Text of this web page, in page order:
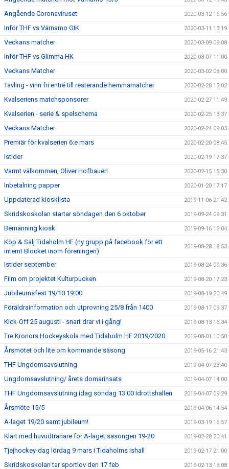
Angående Coronaviruset 2020-03-12 16:56
Inför THF vs Värnamo GIK 2020-03-11 13:19
Veckans matcher 2020-03-09 09:08
Inför THF vs Glimma HK 2020-03-07 11:00
Veckans Matcher 2020-03-02 08:00
Tävling - vinn fri entré till resterande hemmamatcher 2020-02-28 13:02
Kvalseriens matchsponsorer 2020-02-27 11:49
Kvalserien - serie & spelschema 2020-02-25 13:37
Veckans Matcher 2020-02-24 09:03
Premiär för kvalserien 6:e mars 2020-02-20 08:45
Istider 2020-02-19 17:37
Varmt välkommen, Oliver Hofbauer! 2020-02-15 15:30
Inbetalning papper 2020-01-20 17:17
Uppdaterad kiosklista 2019-11-06 21:42
Skridskoskolan startar söndagen den 6 oktober 2019-09-24 09:31
Bemanning kiosk 2019-09-16 16:04
Köp & Sälj Tidaholm HF (ny grupp på facebook för ett
internt Blocket inom föreningen)
2019-08-28 18:53
Istider september 2019-08-24 09:36
Film om projektet Kulturpucken 2019-08-20 17:23
Jubileumsfest 19/10 19:00 2019-08-19 20:49
Föräldrainformation och utprovning 25/8 från 1400 2019-08-17 09:37
Kick-Off 25 augusti - snart drar vi i gång! 2019-08-13 16:34
Tre Kronors Hockeyskola med Tidaholm HF 2019/2020 2019-08-01 10:50
Årsmötet och lite om kommande säsong 2019-05-16 21:43
THF Ungdomsavslutning 2019-04-07 23:40
Ungdomsavslutning/ årets domarinsats 2019-04-07 14:00
THF Ungdomsavslutning idag söndag 13:00 Idrottshallen 2019-04-07 09:29
Årsmöte 15/5 2019-04-06 14:54
A-laget 19/20 samt jubileum! 2019-03-19 16:57
Klart med huvudtränare för A-laget säsongen 19-20 2019-02-28 20:41
Tjejhockey-dag lördag 9 mars i Tidaholms ishall 2019-02-17 21:00
Skridskoskolan tar sportlov den 17 feb 2019-02-13 13:08